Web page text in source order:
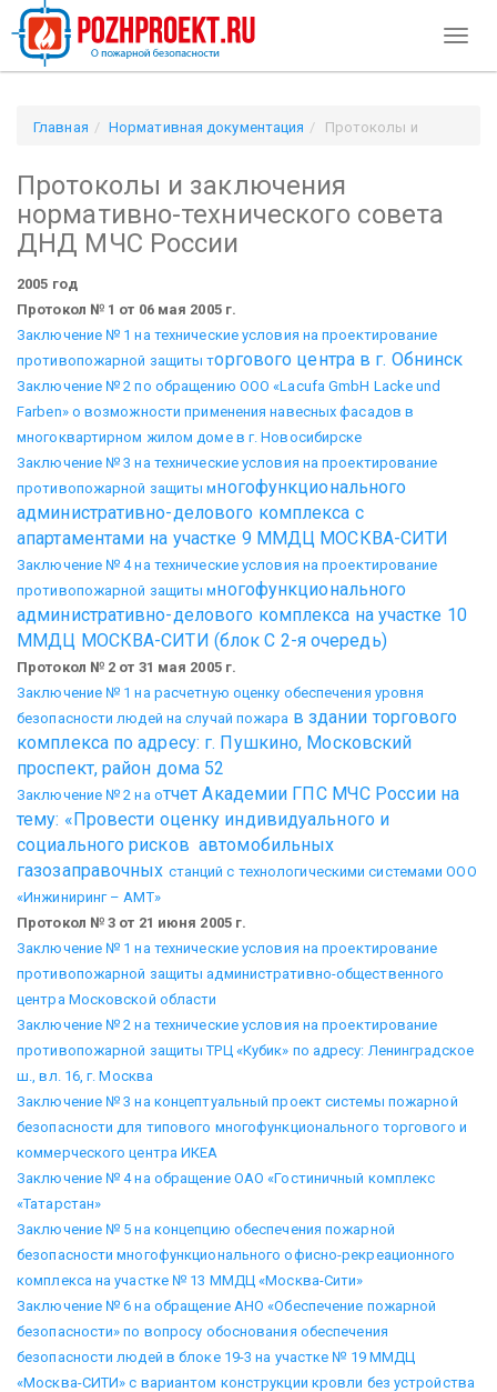
Главная Нормативная документация
Протоколы и
России
Протоколы и заключения
нормативно-технического совета
ДНД МЧС России
2005 год
Протокол № 1 от 06 мая 2005 г.
Заключение № 1 на технические условия на проектирование
противопожарной защиты торгового центра в г. Обнинск
Заключение № 2 по обращению ООО «Lacufa GmbH Lacke und
Farben» о возможности применения навесных фасадов в
многоквартирном жилом доме в г. Новосибирске
Заключение № 3 на технические условия на проектирование
противопожарной защиты многофункционального
административно-делового комплекса с
апартаментами на участке 9 ММДЦ МОСКВА-СИТИ
Заключение № 4 на технические условия на проектирование
противопожарной защиты многофункционального
административно-делового комплекса на участке 10
ММДЦ МОСКВА-СИТИ (блок С 2-я очередь)
Протокол № 2 от 31 мая 2005 г.
Заключение № 1 на расчетную оценку обеспечения уровня
безопасности людей на случай пожара в здании торгового
комплекса по адресу: г. Пушкино, Московский
проспект, район дома 52
Заключение № 2 на отчет Академии ГПС МЧС России на
тему: «Провести оценку индивидуального и
социального рисков автомобильных
газозаправочных станций с технологическими системами ООО
«Инжиниринг – АМТ»
Протокол № 3 от 21 июня 2005 г.
Заключение № 1 на технические условия на проектирование
противопожарной защиты административно-общественного
центра Московской области
Заключение № 2 на технические условия на проектирование
противопожарной защиты ТРЦ «Кубик» по адресу: Ленинградское
ш., вл. 16, г. Москва
Заключение № 3 на концептуальный проект системы пожарной
безопасности для типового многофункционального торгового и
коммерческого центра ИКЕА
Заключение № 4 на обращение ОАО «Гостиничный комплекс
«Татарстан»
Заключение № 5 на концепцию обеспечения пожарной
безопасности многофункционального офисно-рекреационного
комплекса на участке № 13 ММДЦ «Москва-Сити»
Заключение № 6 на обращение АНО «Обеспечение пожарной
безопасности» по вопросу обоснования обеспечения
безопасности людей в блоке 19-3 на участке № 19 ММДЦ
«Москва-СИТИ» с вариантом конструкции кровли без устройства